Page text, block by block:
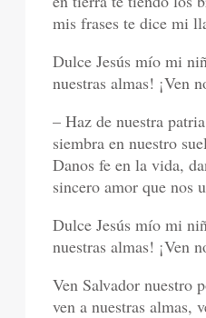
mis frases te dice mi
Dulce Jesús mío mi
nuestras almas! ¡Ven
– Haz de nuestra
siembra en nuestro
Danos fe en la vida,
sincero amor que nos
Dulce Jesús mío mi
nuestras almas! ¡Ven
Ven Salvador nuestro
ven a nuestras almas,